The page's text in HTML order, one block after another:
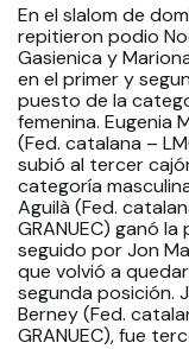
En el slalom de
repitieron podio
Gasienica y
en el primer y
puesto de la
femenina. Eugenia
(Fed. catalana –
subió al tercer
categoría
Aguilà (Fed.
GRANUEC) ganó la
seguido por Jon
que volvió a
segunda posición.
Berney (Fed.
GRANUEC), fue